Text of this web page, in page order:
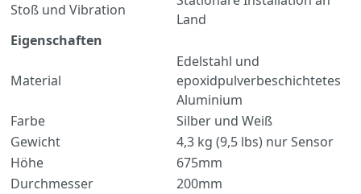
Stoß und Vibration
Land
Eigenschaften
Material
Edelstahl und
epoxidpulverbeschichtetes
Aluminium
Farbe
Silber und Weiß
Gewicht
4,3 kg (9,5 lbs) nur Sensor
Höhe
675mm
Durchmesser
200mm